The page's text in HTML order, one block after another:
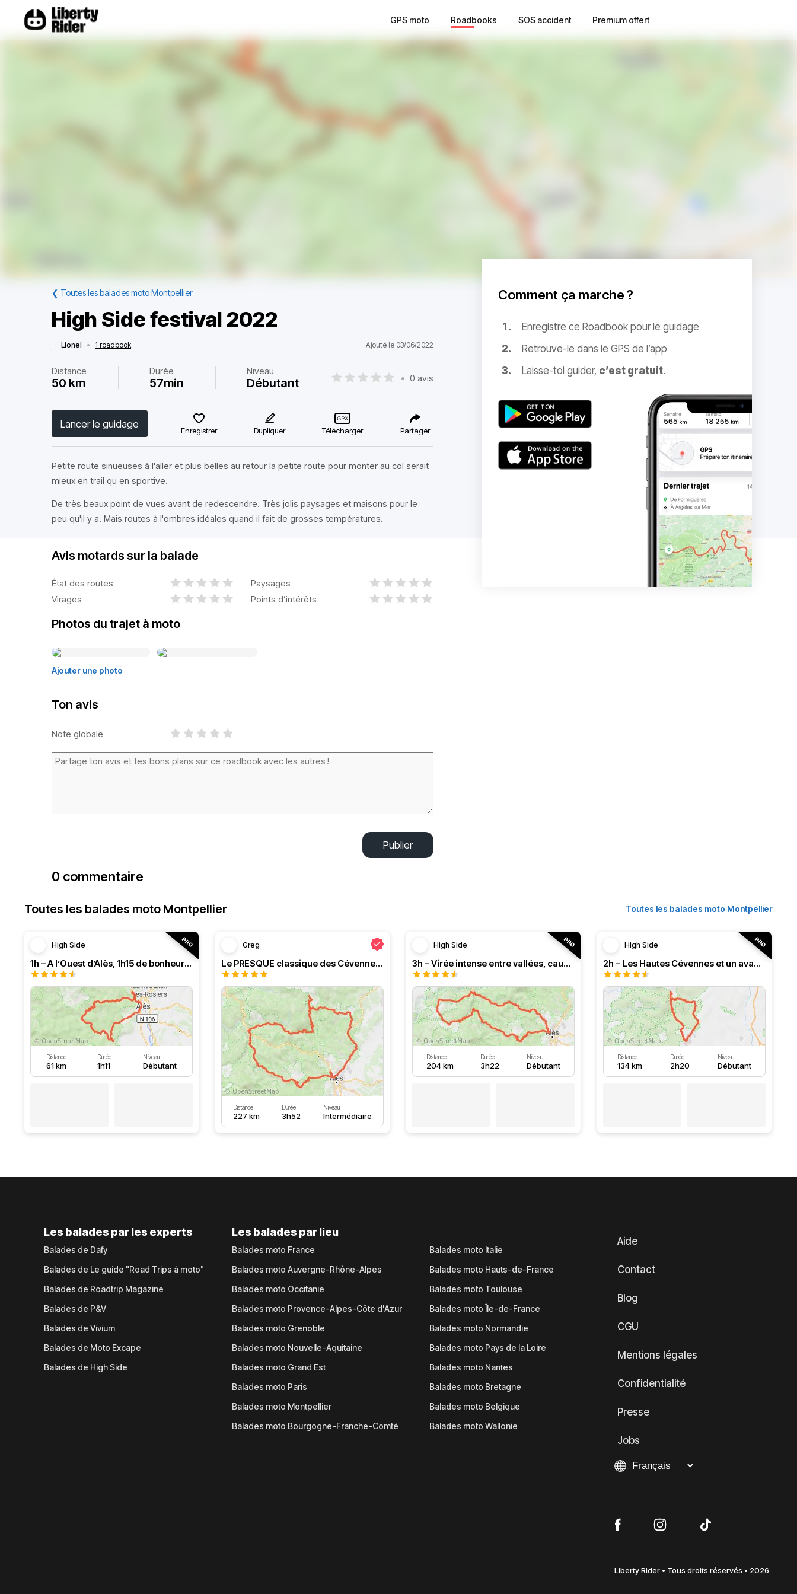
GPS moto Roadbooks SOS accident Premium offert
❮ Toutes les balades moto Montpellier
High Side festival 2022
Lionel • 1 roadbook Ajouté le 03/06/2022
Distance
50 km
Durée
57min
Niveau
Débutant • 0 avis
Lancer le guidage
Enregistrer Dupliquer Télécharger Partager
Petite route sinueuses à l'aller et plus belles au retour la petite route pour monter au col serait
mieux en trail qu en sportive.
De très beaux point de vues avant de redescendre. Très jolis paysages et maisons pour le
peu qu'il y a. Mais routes à l'ombres idéales quand il fait de grosses températures.
Comment ça marche ?
Enregistre ce Roadbook pour le guidage
Retrouve-le dans le GPS de l’app
Laisse-toi guider, c’est gratuit.
Avis motards sur la balade
État des routes
Paysages
Virages
Points d’intérêts
Photos du trajet à moto
Ajouter une photo
Ton avis
Note globale
Publier
0 commentaire
Toutes les balades moto Montpellier Toutes les balades moto Montpellier
High Side
1h – A l’Ouest d’Alès, 1h15 de bonheur (HSRF23)
Distance
61 km
Durée
1h11
Niveau
Débutant
Greg
Le PRESQUE classique des Cévennes par Greg
Distance
227 km
Durée
3h52
Niveau
Intermédiaire
High Side
3h – Virée intense entre vallées, causses et monts (HSRF24)
Distance
204 km
Durée
3h22
Niveau
Débutant
High Side
2h – Les Hautes Cévennes et un avant-goût d'Ardèche (HSRF24)
Distance
134 km
Durée
2h20
Niveau
Débutant
Les balades par les experts
Balades de Dafy
Balades de Le guide "Road Trips à moto"
Balades de Roadtrip Magazine
Balades de P&V
Balades de Vivium
Balades de Moto Excape
Balades de High Side
Les balades par lieu
Balades moto France
Balades moto Auvergne-Rhône-Alpes
Balades moto Occitanie
Balades moto Provence-Alpes-Côte d'Azur
Balades moto Grenoble
Balades moto Nouvelle-Aquitaine
Balades moto Grand Est
Balades moto Paris
Balades moto Montpellier
Balades moto Bourgogne-Franche-Comté
Balades moto Italie
Balades moto Hauts-de-France
Balades moto Toulouse
Balades moto Île-de-France
Balades moto Normandie
Balades moto Pays de la Loire
Balades moto Nantes
Balades moto Bretagne
Balades moto Belgique
Balades moto Wallonie
Aide
Contact
Blog
CGU
Mentions légales
Confidentialité
Presse
Jobs
Liberty Rider • Tous droits réservés • 2026